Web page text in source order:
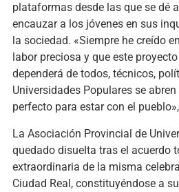
plataformas desde las que se dé
encauzar a los jóvenes en sus
la sociedad. «Siempre he creído
labor preciosa y que este
dependerá de todos, técnicos,
Universidades Populares se
perfecto para estar con el
La Asociación Provincial de
quedado disuelta tras el acuerdo
extraordinaria de la misma
Ciudad Real, constituyéndose a